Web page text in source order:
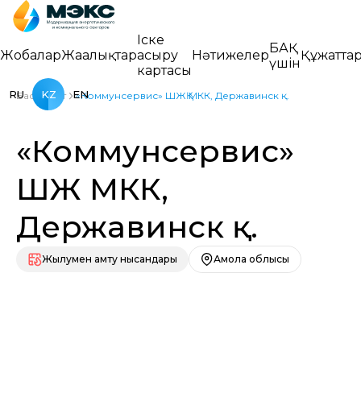
ЖобаларЖаңалықтар
Іске
асыру
картасы
НәтижелерБАҚ
үшін
RU KZ EN
Басты бет «Коммунсервис» ШЖҚ МКК, Державинск қ.
«Коммунсервис»
ШЖҚ МКК,
Державинск қ.
Жылумен қамту нысандары Ақмола облысы